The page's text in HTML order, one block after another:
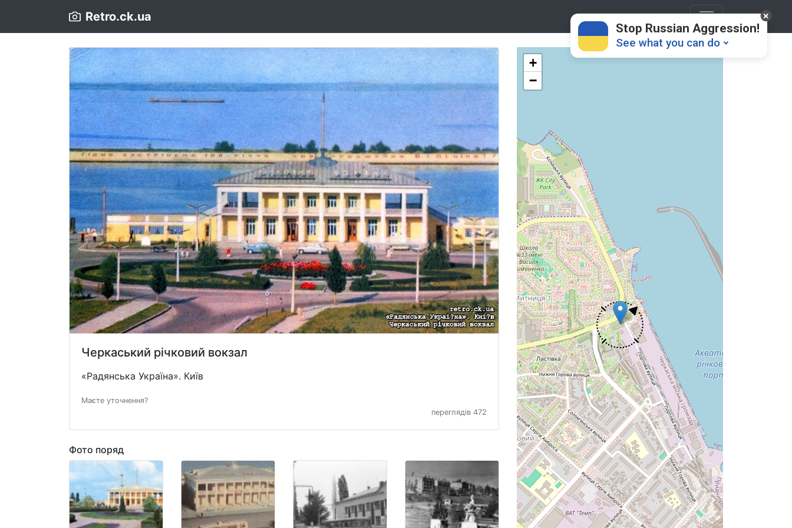
Retro.ck.ua
Черкаський річковий вокзал
«Радянська Україна». Київ
Маєте уточнення?
переглядів 472
Фото поряд
+
−
Stop Russian Aggression!
See what you can do
Support Ukraine
Share this widget